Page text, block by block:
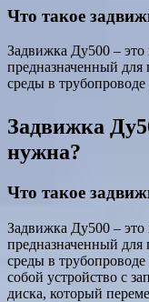
Что такое
Задвижка Ду500 –
предназначенный для
среды в
Задвижка
нужна?
Что такое
Задвижка Ду500 –
предназначенный для
среды в
собой устройство с
диска, который